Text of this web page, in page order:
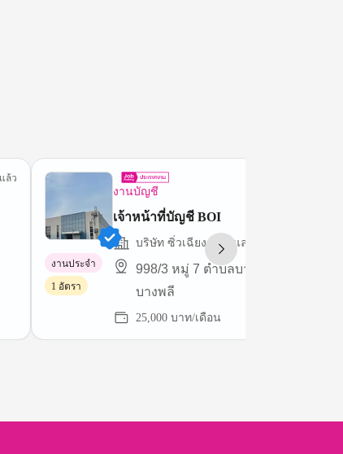
ล้ว
งานบัญชี
เจ้าหน้าที่บัญชี BOI
บริษัท ซิ่วเฉียง (ไทยแลนด์) จำกัด
998/3 หมู่ 7 ตำบลบางปลา อำเภอ
บางพลี
25,000 บาท/เดือน
งานประจำ
1 อัตรา